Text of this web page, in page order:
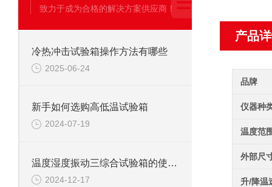
致力于成为合格的解决方案供应商！
冷热冲击试验箱操作方法有哪些
2025-06-24
新手如何选购高低温试验箱
2024-07-19
温度湿度振动三综合试验箱的使用规则与维护指南
2024-12-17
产品
品牌
仪器种
温度范
外部尺
升/降温